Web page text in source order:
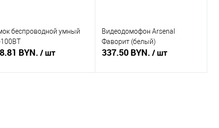
беспроводной умный
BYN. / шт
Видеодомофон Arsenal
Фаворит (белый)
337.50 BYN. / шт